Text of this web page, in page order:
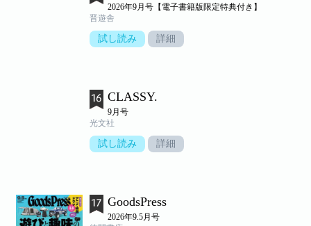
2026年9月号【電子書籍版限定特典付き】
晋遊舎
試し読み 詳細
CLASSY.
9月号
光文社
試し読み 詳細
GoodsPress
2026年9.5月号